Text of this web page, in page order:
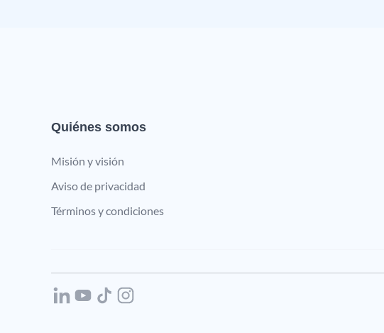
Quiénes somos
Misión y visión
Aviso de privacidad
Términos y condiciones